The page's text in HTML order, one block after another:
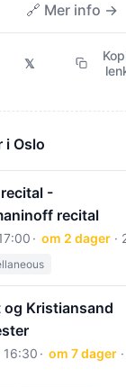
🔗 Mer info →
𝕏
i Oslo
-
recital
om 2 dager·
Kristiansand
16:30 om 7 dager